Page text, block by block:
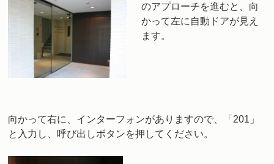
のアプローチを進むと、向
かって左に自動ドアが見え
ます。
向かって右に、インターフォンがありますので、「201」
と入力し、呼び出しボタンを押してください。